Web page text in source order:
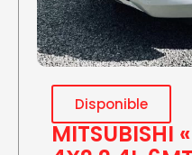
Disponible
MITSUBISHI